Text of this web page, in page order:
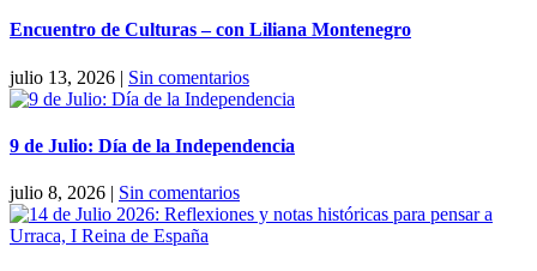
Encuentro de Culturas – con Liliana Montenegro
julio 13, 2026 | Sin comentarios
9 de Julio: Día de la Independencia
julio 8, 2026 | Sin comentarios